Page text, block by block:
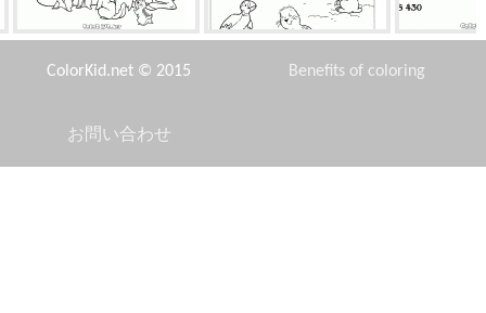
白雪姫のペット動物 ハウスエスキモー 快適さのた
ColorKid.net © 2015 Benefits of coloring
お問い合わせ